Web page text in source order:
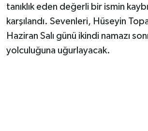
tanıklık eden değerli bir ismin
karşılandı. Sevenleri, Hüseyin
Haziran Salı günü ikindi namazı
yolculuğuna uğurlayacak.